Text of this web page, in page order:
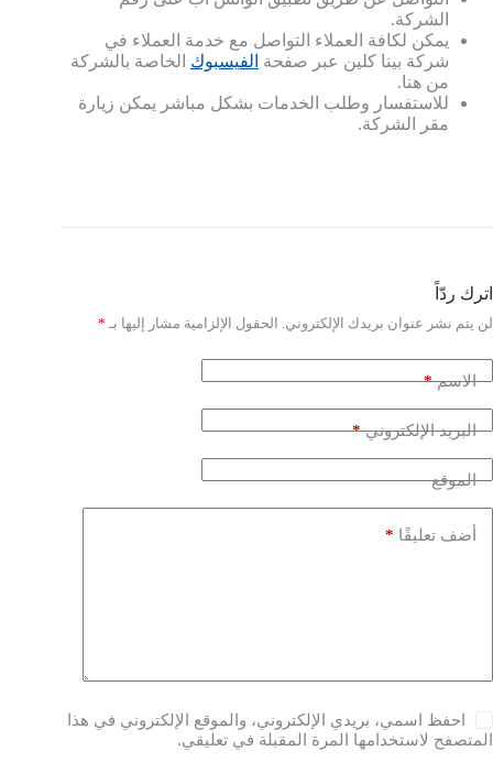
الشركة.
يمكن لكافة العملاء التواصل مع خدمة العملاء في
شركة بينا كلين عبر صفحة الفيسبوك الخاصة بالشركة
من هنا.
للاستفسار وطلب الخدمات بشكل مباشر يمكن زيارة
مقر الشركة.
اترك ردّاً
لن يتم نشر عنوان بريدك الإلكتروني. الحقول الإلزامية مشار إليها بـ *
الاسم*
البريد الإلكتروني*
الموقع
أضف تعليقًا *
احفظ اسمي، بريدي الإلكتروني، والموقع الإلكتروني في هذا
المتصفح لاستخدامها المرة المقبلة في تعليقي.